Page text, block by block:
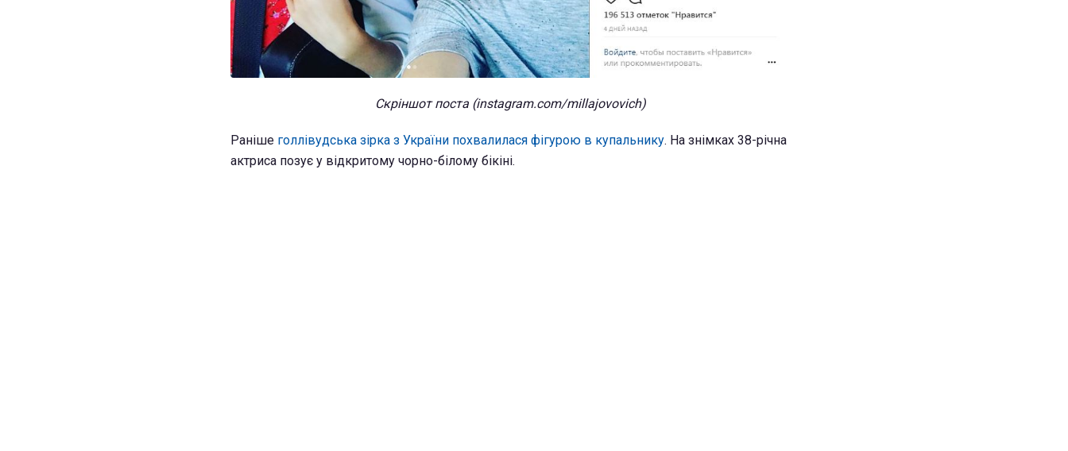
Скріншот поста (instagram.com/millajovovich)
Раніше голлівудська зірка з України похвалилася фігурою в купальнику. На знімках 38-річна
актриса позує у відкритому чорно-білому бікіні.